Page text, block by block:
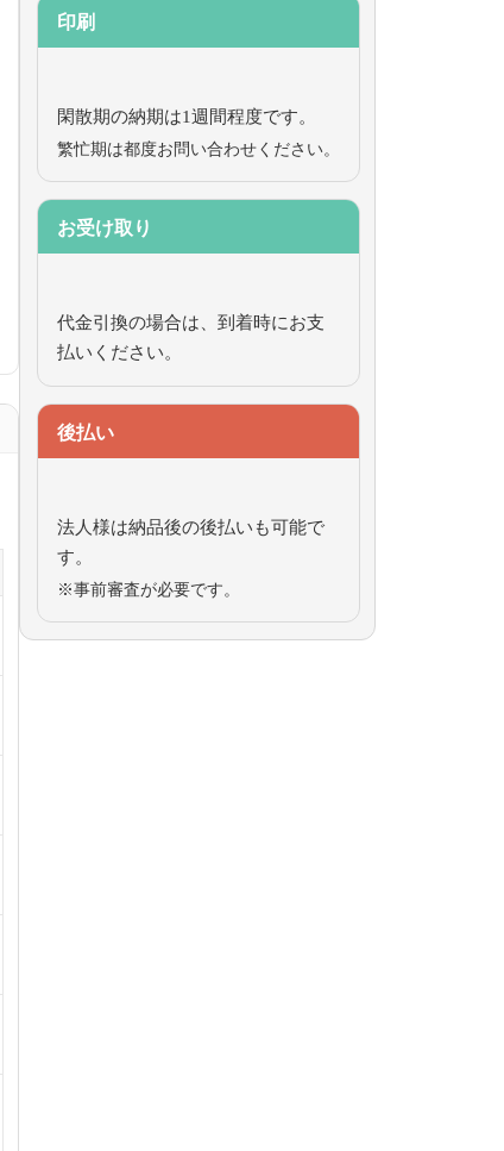
印刷
閑散期の納期は1週間程度です。
繁忙期は都度お問い合わせください。
お受け取り
代金引換の場合は、到着時にお支
払いください。
後払い
法人様は納品後の後払いも可能で
す。
※事前審査が必要です。